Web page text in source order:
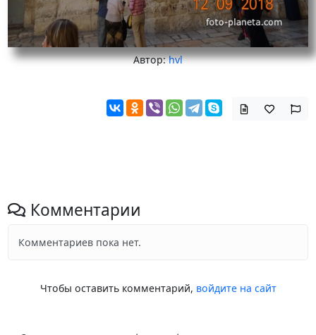
Автор:hvl
Комментарии
Комментариев пока нет.
Чтобы оставить комментарий, войдите на сайт